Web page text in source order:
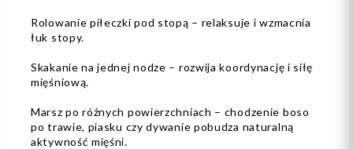
Rolowanie piłeczki pod stopą – relaksuje i wzmacnia
łuk stopy.
Skakanie na jednej nodze – rozwija koordynację i siłę
mięśniową.
Marsz po różnych powierzchniach – chodzenie boso
po trawie, piasku czy dywanie pobudza naturalną
aktywność mięśni.